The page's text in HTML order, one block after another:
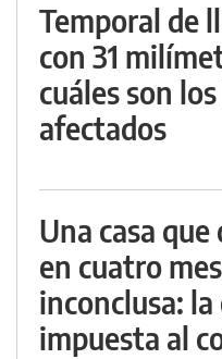
Temporal de
con 31
cuáles son
afectados
Una casa
en cuatro
inconclusa:
impuesta al